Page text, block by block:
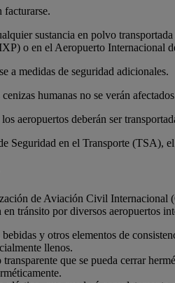
facturarse.
sustancia en polvo
o en el Aeropuerto Internacional
a medidas de seguridad adicionales.
humanas no se verán
aeropuertos deberán ser
Seguridad en el Transporte
de Aviación Civil
en tránsito por diversos aeropuertos
y otros elementos de
llenos.
que se pueda cerrar